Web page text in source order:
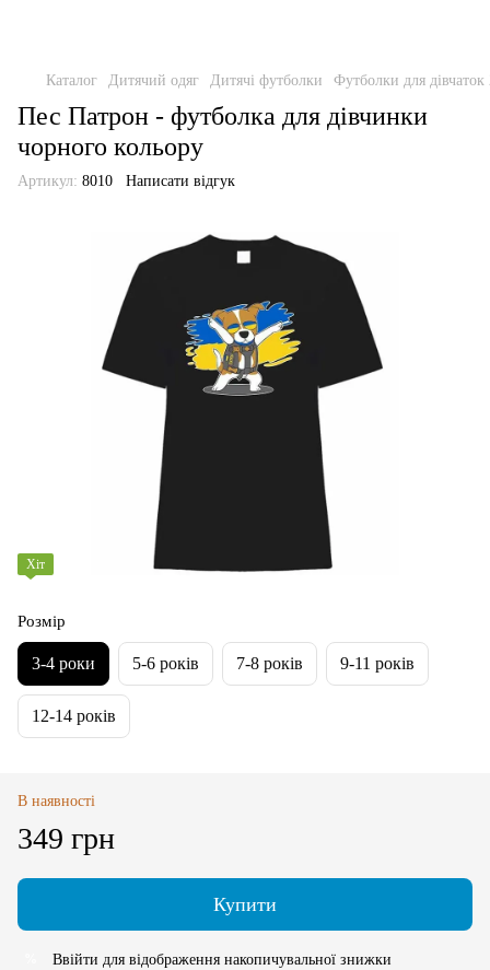
Каталог Дитячий одяг Дитячі футболки Футболки для дівчаток
Пес Патрон - футболка для дівчинки
чорного кольору
Артикул: 8010 Написати відгук
Хіт
Розмір
3-4 роки 5-6 років 7-8 років 9-11 років
12-14 років
В наявності
349 грн
Купити
Ввійти для відображення накопичувальної знижки